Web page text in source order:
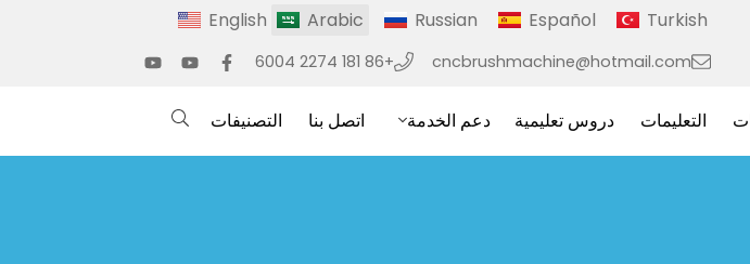
English Arabic Russian Español Turkish
cncbrushmachine@hotmail.com
+86 181 2274 6004
التعليمات دروس تعليمية دعم الخدمة اتصل بنا التصنيفات